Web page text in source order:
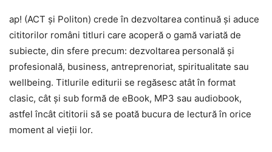
ap! (ACT și Politon) crede în dezvoltarea continuă și aduce
cititorilor români titluri care acoperă o gamă variată de
subiecte, din sfere precum: dezvoltarea personală și
profesională, business, antreprenoriat, spiritualitate sau
wellbeing. Titlurile editurii se regăsesc atât în format
clasic, cât și sub formă de eBook, MP3 sau audiobook,
astfel încât cititorii să se poată bucura de lectură în orice
moment al vieții lor.